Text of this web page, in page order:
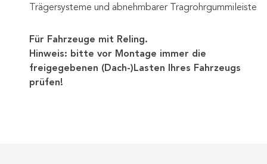
Trägersysteme und abnehmbarer Tragrohrgummileiste
Für Fahrzeuge mit Reling.
Hinweis: bitte vor Montage immer die
freigegebenen (Dach-)Lasten Ihres Fahrzeugs
prüfen!